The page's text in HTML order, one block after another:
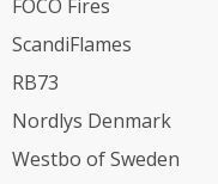
FOCO Fires
ScandiFlames
RB73
Nordlys Denmark
Westbo of Sweden